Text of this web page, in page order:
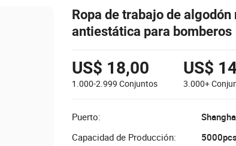
Ropa de trabajo de
antiestática para bomberos
US$ 18,00
1.000-2.999 Conjuntos
US$
3.000+
Puerto:
Capacidad de Producción: